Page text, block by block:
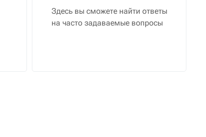
Здесь вы сможете найти ответы
на часто задаваемые вопросы